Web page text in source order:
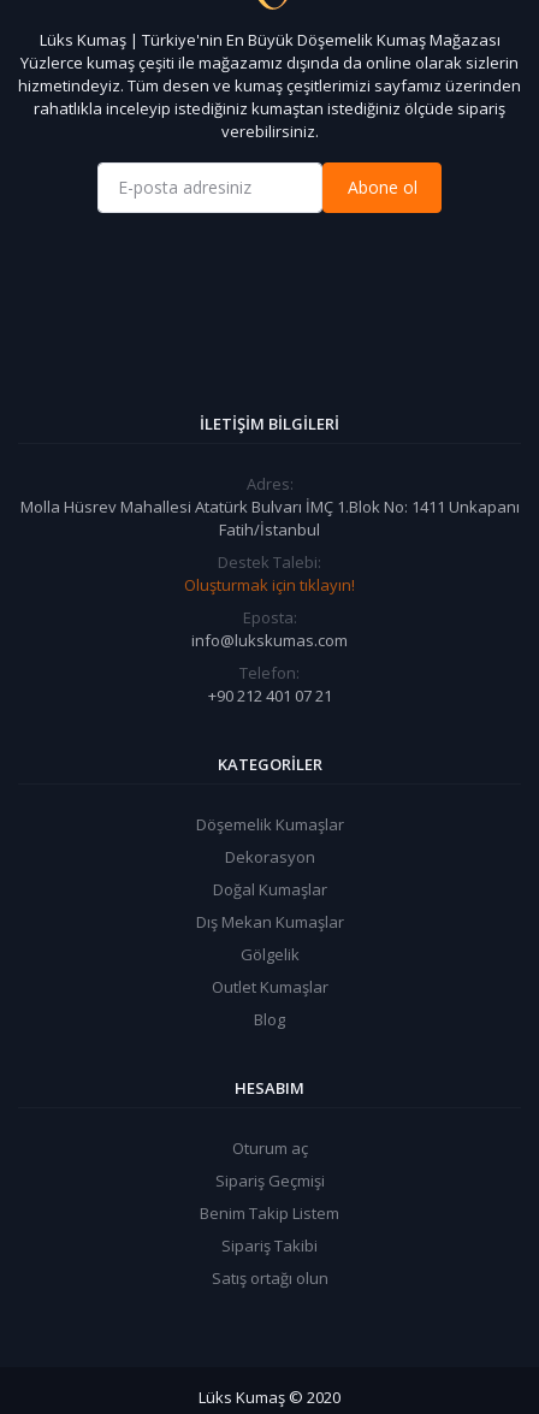
Lüks Kumaş | Türkiye'nin En Büyük Döşemelik Kumaş Mağazası
Yüzlerce kumaş çeşiti ile mağazamız dışında da online olarak sizlerin
hizmetindeyiz. Tüm desen ve kumaş çeşitlerimizi sayfamız üzerinden
rahatlıkla inceleyip istediğiniz kumaştan istediğiniz ölçüde sipariş
verebilirsiniz.
Abone ol
İLETIŞIM BILGILERI
Adres:
Molla Hüsrev Mahallesi Atatürk Bulvarı İMÇ 1.Blok No: 1411 Unkapanı
Fatih/İstanbul
Destek Talebi:
Oluşturmak için tıklayın!
Eposta:
info@lukskumas.com
Telefon:
+90 212 401 07 21
KATEGORILER
Döşemelik Kumaşlar
Dekorasyon
Doğal Kumaşlar
Dış Mekan Kumaşlar
Gölgelik
Outlet Kumaşlar
Blog
HESABIM
Oturum aç
Sipariş Geçmişi
Benim Takip Listem
Sipariş Takibi
Satış ortağı olun
Lüks Kumaş © 2020